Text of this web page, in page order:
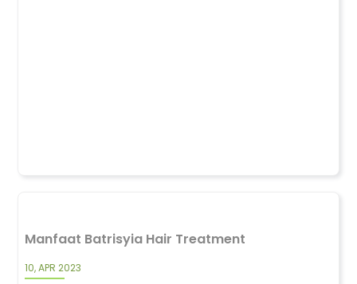
Manfaat Batrisyia Hair Treatment
10, APR 2023